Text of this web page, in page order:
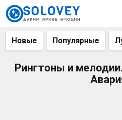
Новые Популярные
Рингтоны и